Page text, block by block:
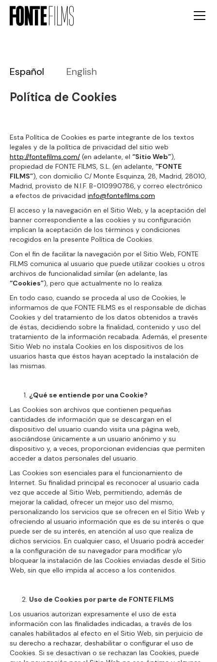
Español English
Política de Cookies
Esta Política de Cookies es parte integrante de los textos
legales y de la política de privacidad del sitio web
http://fontefilms.com/ (en adelante, el “Sitio Web”),
propiedad de FONTE FILMS, S.L. (en adelante, “FONTE
FILMS”), con domicilio C/ Monte Esquinza, 28, Madrid, 28010,
Madrid, provisto de N.I.F. B-010990786, y correo electrónico
a efectos de privacidad info@fontefilms.com
El acceso y la navegación en el Sitio Web, y la aceptación del
banner correspondiente a las cookies y su configuración
implican la aceptación de los términos y condiciones
recogidos en la presente Política de Cookies.
Con el fin de facilitar la navegación por el Sitio Web, FONTE
FILMS comunica al usuario que puede utilizar cookies u otros
archivos de funcionalidad similar (en adelante, las
“Cookies”), pero que actualmente no lo realiza.
En todo caso, cuando se proceda al uso de Cookies, le
informamos de que FONTE FILMS es el responsable de dichas
Cookies y del tratamiento de los datos obtenidos a través
de éstas, decidiendo sobre la finalidad, contenido y uso del
tratamiento de la información recabada. Además, el presente
Sitio Web no instala Cookies en los dispositivos de los
usuarios hasta que éstos hayan aceptado la instalación de
las mismas.
¿Qué se entiende por una Cookie?
Las Cookies son archivos que contienen pequeñas
cantidades de información que se descargan en el
dispositivo del usuario cuando visita una página web,
asociándose únicamente a un usuario anónimo y su
dispositivo y, a veces, proporcionan evidencias que permiten
acceder a datos personales del usuario.
Las Cookies son esenciales para el funcionamiento de
Internet. Su finalidad principal es reconocer al usuario cada
vez que accede al Sitio Web, permitiendo, además de
mejorar la calidad, ofrecer un mejor uso del mismo,
personalizando los servicios que se ofrecen en el Sitio Web y
ofreciendo al usuario información que es de su interés o que
puede ser de su interés, en atención al uso que realiza de
dichos servicios. En cualquier caso, el Usuario podrá acceder
a la configuración de su navegador para modificar y/o
bloquear la instalación de las Cookies enviadas desde el Sitio
Web, sin que ello impida al acceso a los contenidos.
Uso de Cookies por parte de FONTE FILMS
Los usuarios autorizan expresamente el uso de esta
información con las finalidades indicadas, a través de los
canales habilitados al efecto en el Sitio Web, sin perjuicio de
su derecho a rechazar, deshabilitar o configurar el uso de
Cookies. Si se desactivan o se rechazan las Cookies, puede